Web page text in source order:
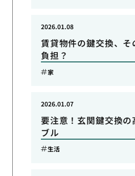
賃貸物件の鍵交換、そ
負担？
2026.01.08
家
要注意！玄関鍵交換の
ブル
2026.01.07
生活